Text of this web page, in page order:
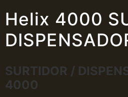
Helix 4000
SURTIDOR /
4000